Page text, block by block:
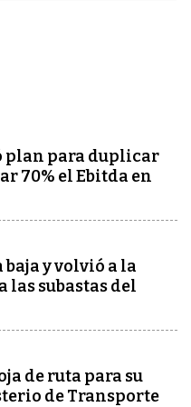
plan para duplicar
70% el Ebitda en
baja y volvió a la
las subastas del
de ruta para su
de Transporte